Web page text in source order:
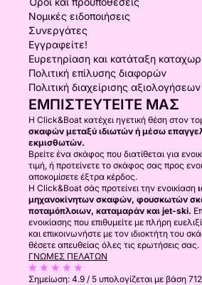
Νομικές ειδοποιήσεις
Συνεργάτες
Εγγραφείτε!
Ευρετηρίαση και κατάταξη
Πολιτική επίλυσης διαφορών
Πολιτική διαχείρισης αξιολογήσεων
ΕΜΠΙΣΤΕΥΤΕΊΤΕ ΜΑΣ
Η Click&Boat κατέχει ηγετική θέση στον
σκαφών μεταξύ ιδιωτών ή μέσω
εκμισθωτών.
Βρείτε ένα σκάφος που διατίθεται για
τιμή, ή προτείνετε το σκάφος σας προς
αποκομίσετε έξτρα κέρδος.
Η Click&Boat σάς προτείνει την ενοικίαση
μηχανοκίνητων σκαφών, φουσκωτών
ποταμόπλοιων, καταμαράν και jet-ski.
ενοικίασης που επιθυμείτε με πλήρη
και επικοινωνήστε με τον ιδιοκτήτη του
θέσετε απευθείας όλες τις ερωτήσεις σας.
ΓΝΏΜΕΣ ΠΕΛΑΤΏΝ
Σημείωση: 4.9 / 5 υπολογίζεται με βάση